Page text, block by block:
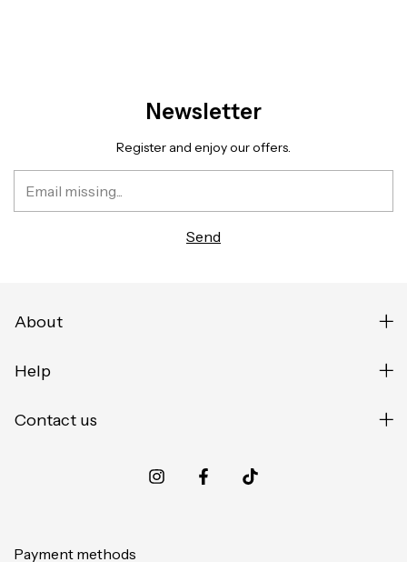
Newsletter
Register and enjoy our offers.
About
Help
Contact us
Payment methods